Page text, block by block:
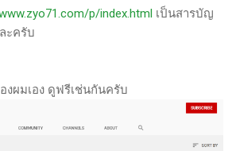
p/index.html เป็นสารบัญ
ะครับ
งผมเอง ดูฟรีเช่นกันครับ